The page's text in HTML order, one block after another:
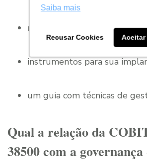
Saiba mais
Recusar Cookies
mapas de auditoria;
instrumentos para sua
um guia com técnicas de
Qual a relação da
38500 com a